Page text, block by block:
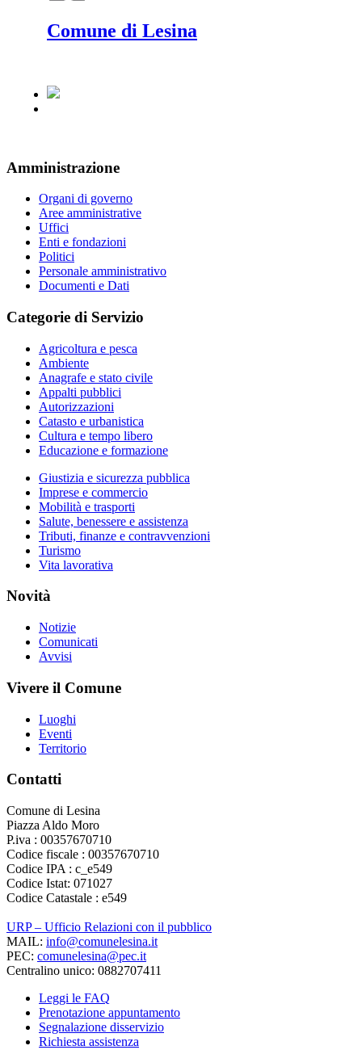
Comune di Lesina
Amministrazione
Organi di governo
Aree amministrative
Uffici
Enti e fondazioni
Politici
Personale amministrativo
Documenti e Dati
Categorie di Servizio
Agricoltura e pesca
Ambiente
Anagrafe e stato civile
Appalti pubblici
Autorizzazioni
Catasto e urbanistica
Cultura e tempo libero
Educazione e formazione
Giustizia e sicurezza pubblica
Imprese e commercio
Mobilità e trasporti
Salute, benessere e assistenza
Tributi, finanze e contravvenzioni
Turismo
Vita lavorativa
Novità
Notizie
Comunicati
Avvisi
Vivere il Comune
Luoghi
Eventi
Territorio
Contatti
Comune di Lesina
Piazza Aldo Moro
P.iva : 00357670710
Codice fiscale : 00357670710
Codice IPA : c_e549
Codice Istat: 071027
Codice Catastale : e549
URP – Ufficio Relazioni con il pubblico
MAIL: info@comunelesina.it
PEC: comunelesina@pec.it
Centralino unico: 0882707411
Leggi le FAQ
Prenotazione appuntamento
Segnalazione disservizio
Richiesta assistenza